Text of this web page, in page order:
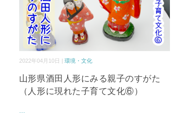
2022年04月10日 | 環境・文化
山形県酒田人形にみる親子のすがた
（人形に現れた子育て文化⑥）
...